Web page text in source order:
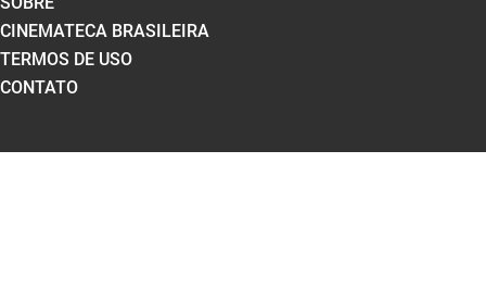
CINEMATECA BRASILEIRA
TERMOS DE USO
CONTATO